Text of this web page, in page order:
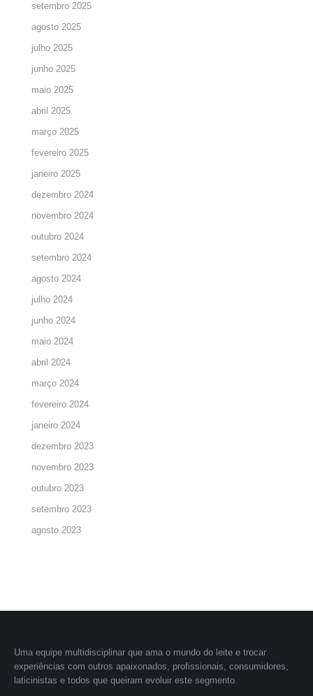
setembro 2025
agosto 2025
julho 2025
junho 2025
maio 2025
abril 2025
março 2025
fevereiro 2025
janeiro 2025
dezembro 2024
novembro 2024
outubro 2024
setembro 2024
agosto 2024
julho 2024
junho 2024
maio 2024
abril 2024
março 2024
fevereiro 2024
janeiro 2024
dezembro 2023
novembro 2023
outubro 2023
setembro 2023
agosto 2023
Uma equipe multidisciplinar que ama o mundo do leite e trocar
experiências com outros apaixonados, profissionais, consumidores,
laticinistas e todos que queiram evoluir este segmento.